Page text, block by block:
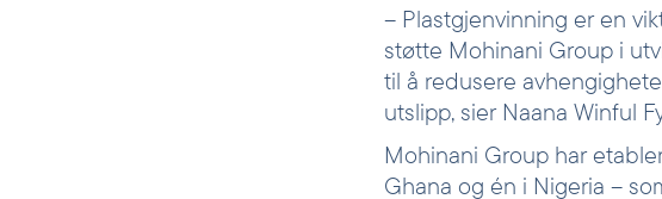
– Plastgjenvinning er en
støtte Mohinani Group i
til å redusere
utslipp, sier Naana Winful
Mohinani Group har
Ghana og én i Nigeria –